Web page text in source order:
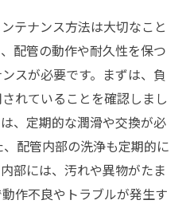
テナンス方法は大切なこと
配管の動作や耐久性を保つ
スが必要です。まずは、負
れていることを確認しまし
、定期的な潤滑や交換が必
配管内部の洗浄も定期的に
部には、汚れや異物がたま
作不良やトラブルが発生す